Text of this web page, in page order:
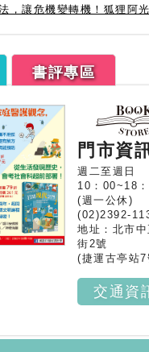
，讓危機變轉機！狐狸阿
書評專區
門市資
週二至週日
10：00~18
(週一公休)
(02)2392-
地址：北市中
街2號
(捷運古亭站7
交通資